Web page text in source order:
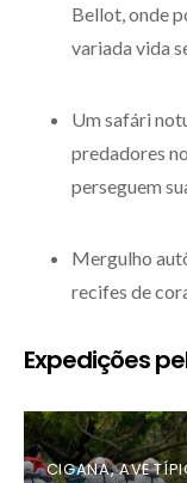
Bellot, onde
variada vida
Um safári
predadores
perseguem
Mergulho
recifes de
Expedições
CIGANA, AVE